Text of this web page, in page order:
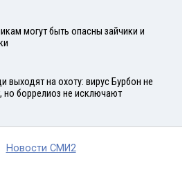
могут быть опасны зайчики и
выходят на охоту: вирус Бурбон не
но боррелиоз не исключают
Новости СМИ2